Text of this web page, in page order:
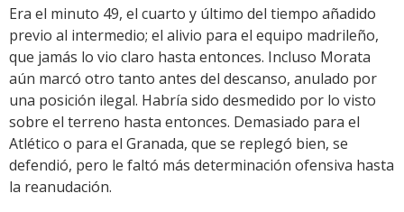
Era el minuto 49, el cuarto y último del tiempo añadido
previo al intermedio; el alivio para el equipo madrileño,
que jamás lo vio claro hasta entonces. Incluso Morata
aún marcó otro tanto antes del descanso, anulado por
una posición ilegal. Habría sido desmedido por lo visto
sobre el terreno hasta entonces. Demasiado para el
Atlético o para el Granada, que se replegó bien, se
defendió, pero le faltó más determinación ofensiva hasta
la reanudación.